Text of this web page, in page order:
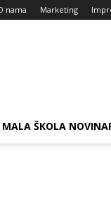
nama Marketing
MALA ŠKOLA